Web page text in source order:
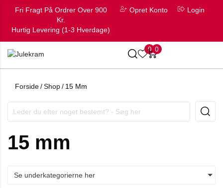
Fri Fragt På Ordrer Over 900
Kr.
Hurtig Levering (1-3 Hverdage)
Opret Konto Login
0 0
Forside/Shop/ 15 Mm
15 mm
Se underkategorierne her